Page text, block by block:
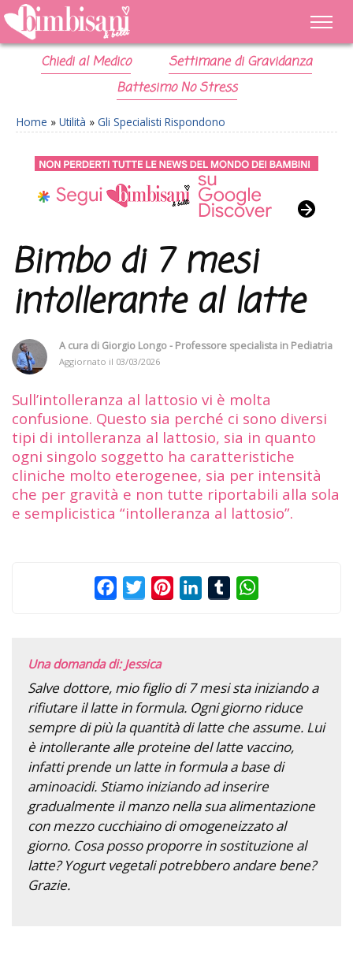
Chiedi al Medico
Settimane di Gravidanza
Battesimo No Stress
Home » Utilità » Gli Specialisti Rispondono
Bimbo di 7 mesi
intollerante al latte
A cura di Giorgio Longo - Professore specialista in Pediatria
Aggiornato il 03/03/2026
Sull’intolleranza al lattosio vi è molta
confusione. Questo sia perché ci sono diversi
tipi di intolleranza al lattosio, sia in quanto
ogni singolo soggetto ha caratteristiche
cliniche molto eterogenee, sia per intensità
che per gravità e non tutte riportabili alla sola
e semplicistica “intolleranza al lattosio”.
FacebookTwitterPinterestLinkedInTumblr
Una domanda di: Jessica
Salve dottore, mio figlio di 7 mesi sta iniziando a
rifiutare il latte in formula. Ogni giorno riduce
sempre di più la quantità di latte che assume. Lui
è intollerante alle proteine del latte vaccino,
infatti prende un latte in formula a base di
aminoacidi. Stiamo iniziando ad inserire
gradualmente il manzo nella sua alimentazione
con mezzo cucchiaino di omogeneizzato al
giorno. Cosa posso proporre in sostituzione al
latte? Yogurt vegetali potrebbero andare bene?
Grazie.